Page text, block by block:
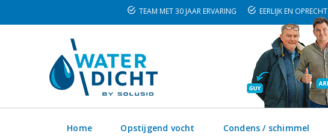
TEAM MET 30 JAAR ERVARING EERLIJK EN OPRECHT
Home Opstijgend vocht Condens / schimmel